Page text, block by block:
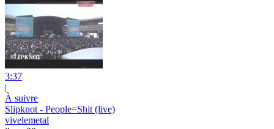
3:37
|
À suivre
Slipknot - People=Shit (live)
vivelemetal